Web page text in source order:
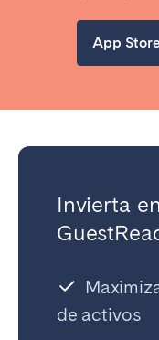
App Store
Invierta
de activos